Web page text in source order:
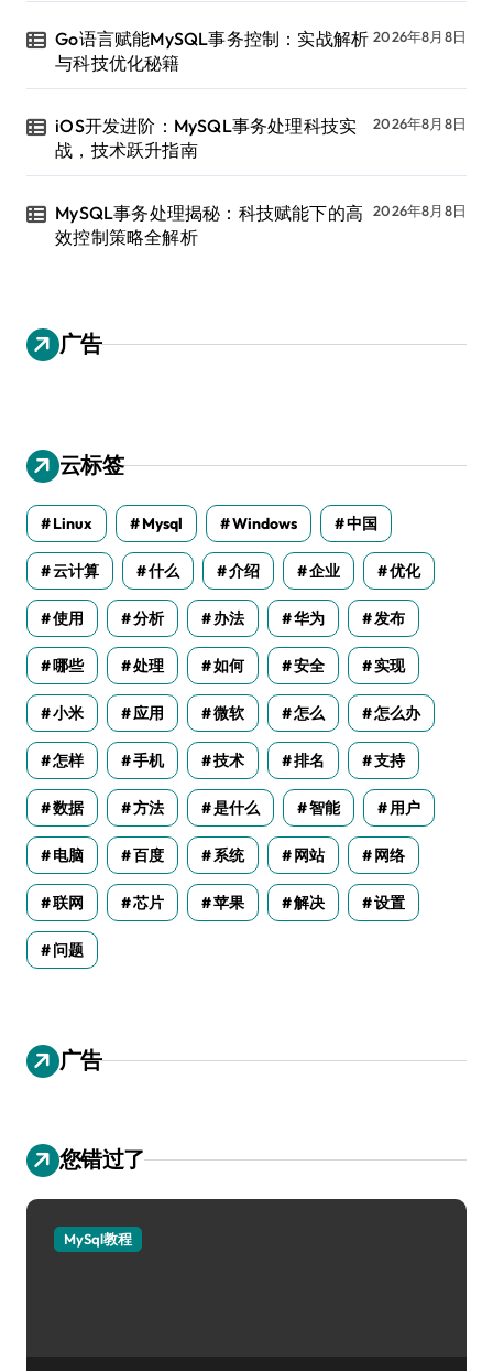
Go语言赋能MySQL事务控制：实战解析
与科技优化秘籍
2026年8月8日
iOS开发进阶：MySQL事务处理科技实
战，技术跃升指南
2026年8月8日
MySQL事务处理揭秘：科技赋能下的高
效控制策略全解析
2026年8月8日
广告
云标签
Linux Mysql Windows 中国
云计算 什么 介绍 企业 优化
使用 分析 办法 华为 发布
哪些 处理 如何 安全 实现
小米 应用 微软 怎么 怎么办
怎样 手机 技术 排名 支持
数据 方法 是什么 智能 用户
电脑 百度 系统 网站 网络
联网 芯片 苹果 解决 设置
问题
广告
您错过了
MySql教程